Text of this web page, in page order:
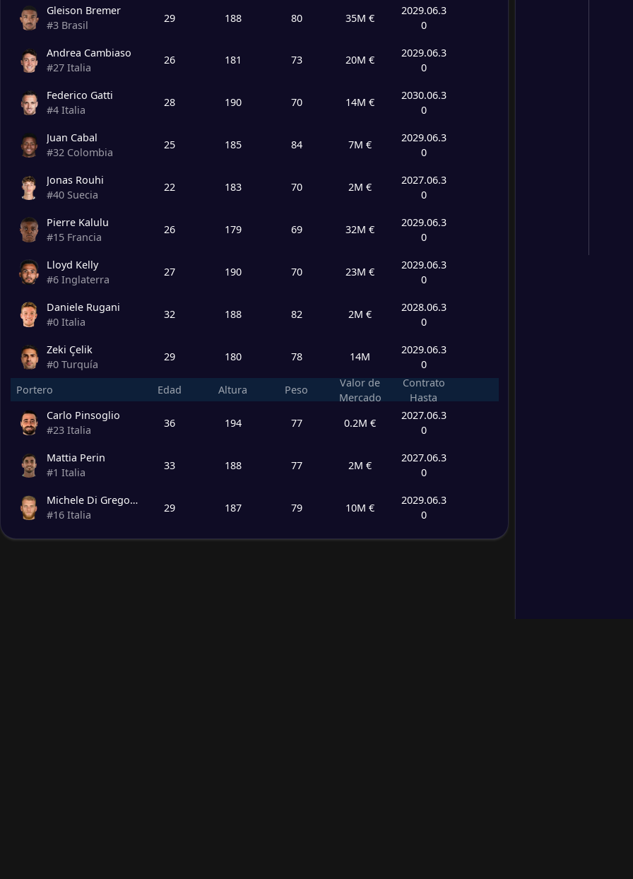
Gleison Bremer
#3 Brasil
29 188 80 35M €
2029.06.3
0
Andrea Cambiaso
#27 Italia
26 181 73 20M €
2029.06.3
0
Federico Gatti
#4 Italia
28 190 70 14M €
2030.06.3
0
Juan Cabal
#32 Colombia
25 185 84 7M €
2029.06.3
0
Jonas Rouhi
#40 Suecia
22 183 70 2M €
2027.06.3
0
Pierre Kalulu
#15 Francia
26 179 69 32M €
2029.06.3
0
Lloyd Kelly
#6 Inglaterra
27 190 70 23M €
2029.06.3
0
Daniele Rugani
#0 Italia
32 188 82 2M €
2028.06.3
0
Zeki Çelik
#0 Turquía
29 180 78 14M
2029.06.3
0
Portero
Edad Altura Peso
Valor de
Mercado
Contrato
Hasta
Carlo Pinsoglio
#23 Italia
36 194 77 0.2M €
2027.06.3
0
Mattia Perin
#1 Italia
33 188 77 2M €
2027.06.3
0
Michele Di Gregorio
#16 Italia
29 187 79 10M €
2029.06.3
0